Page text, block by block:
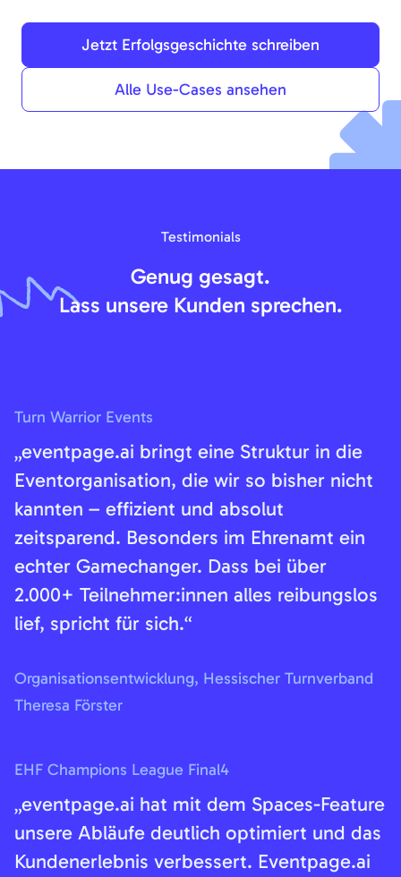
Jetzt Erfolgsgeschichte schreiben
Alle Use-Cases ansehen
Testimonials
Genug gesagt.
Lass unsere Kunden sprechen.
Turn Warrior Events
„eventpage.ai bringt eine Struktur in die
Eventorganisation, die wir so bisher nicht
kannten – effizient und absolut
zeitsparend. Besonders im Ehrenamt ein
echter Gamechanger. Dass bei über
2.000+ Teilnehmer:innen alles reibungslos
lief, spricht für sich.“
Organisationsentwicklung, Hessischer Turnverband
Theresa Förster
EHF Champions League Final4
„eventpage.ai hat mit dem Spaces-Feature
unsere Abläufe deutlich optimiert und das
Kundenerlebnis verbessert. Eventpage.ai